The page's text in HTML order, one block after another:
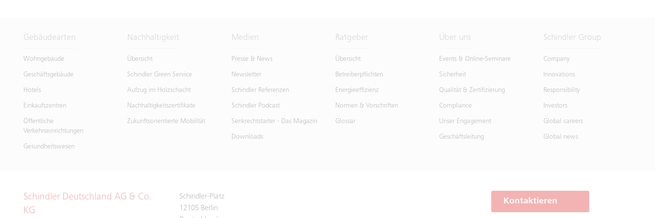
Gebäudearten
Wohngebäude
Geschäftsgebäude
Hotels
Einkaufszentren
Öffentliche
Verkehrseinrichtungen
Gesundheitswesen
Nachhaltigkeit
Übersicht
Schindler Green Service
Aufzug im Holzschacht
Nachhaltigkeitszertifikate
Zukunftsorientierte Mobilität
Medien
Presse & News
Newsletter
Schindler Referenzen
Schindler Podcast
Senkrechtstarter - Das Magazin
Downloads
Ratgeber
Übersicht
Betreiberpflichten
Energieeffizienz
Normen & Vorschriften
Glossar
Über uns
Events & Online-Seminare
Sicherheit
Qualität & Zertifizierung
Compliance
Unser Engagement
Geschäftsleitung
Schindler Group
Company
Innovations
Responsibility
Investors
Global careers
Global news
Schindler Deutschland AG & Co.
KG
Schindler-Platz
12105 Berlin
Kontaktieren